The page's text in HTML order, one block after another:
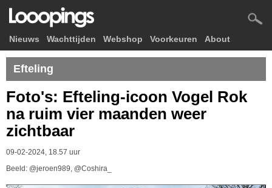
Nieuws Wachttijden Webshop Voorkeuren About
Efteling
Foto's: Efteling-icoon Vogel Rok
na ruim vier maanden weer
zichtbaar
09-02-2024, 18.57 uur
Beeld: @jeroen989, @Coshira_